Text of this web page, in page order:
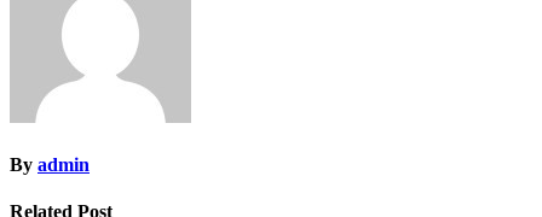
By admin
Related Post